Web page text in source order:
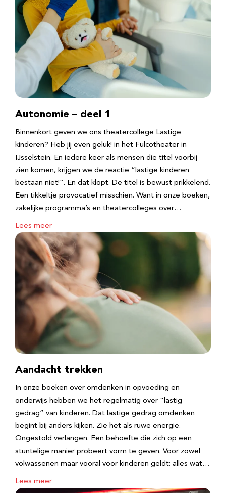
Autonomie – deel 1
Binnenkort geven we ons theatercollege Lastige
kinderen? Heb jij even geluk! in het Fulcotheater in
IJsselstein. En iedere keer als mensen die titel voorbij
zien komen, krijgen we de reactie “lastige kinderen
bestaan niet!”. En dat klopt. De titel is bewust prikkelend.
Een tikkeltje provocatief misschien. Want in onze boeken,
zakelijke programma’s en theatercolleges over…
Lees meer
Aandacht trekken
In onze boeken over omdenken in opvoeding en
onderwijs hebben we het regelmatig over “lastig
gedrag” van kinderen. Dat lastige gedrag omdenken
begint bij anders kijken. Zie het als ruwe energie.
Ongestold verlangen. Een behoefte die zich op een
stuntelige manier probeert vorm te geven. Voor zowel
volwassenen maar vooral voor kinderen geldt: alles wat…
Lees meer